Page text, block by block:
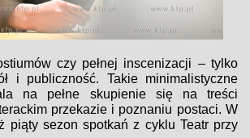
czy pełnej inscenizacji – tylko
i publiczność. Takie minimalistyczne
na pełne skupienie się na treści
przekazie i poznaniu postaci. W
piąty sezon spotkań z cyklu Teatr przy